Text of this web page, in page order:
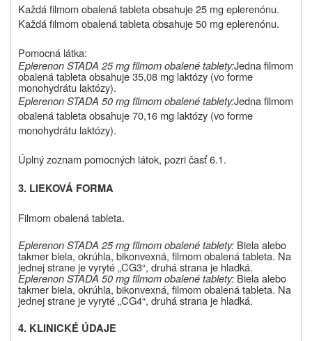
Každá filmom obalená tableta obsahuje 25 mg eplerenónu.
Každá filmom obalená tableta obsahuje 50 mg eplerenónu.
Pomocná látka:
Eplerenon STADA 25 mg filmom obalené tablety:Jedna filmom
obalená tableta obsahuje 35,08 mg laktózy (vo forme
monohydrátu laktózy).
Eplerenon STADA 50 mg filmom obalené tablety:Jedna filmom
obalená tableta obsahuje 70,16 mg laktózy (vo forme
monohydrátu laktózy).
Úplný zoznam pomocných látok, pozri časť 6.1.
3. LIEKOVÁ FORMA
Filmom obalená tableta.
Eplerenon STADA 25 mg filmom obalené tablety: Biela alebo
takmer biela, okrúhla, bikonvexná, filmom obalená tableta. Na
jednej strane je vyryté „CG3“, druhá strana je hladká.
Eplerenon STADA 50 mg filmom obalené tablety: Biela alebo
takmer biela, okrúhla, bikonvexná, filmom obalená tableta. Na
jednej strane je vyryté „CG4“, druhá strana je hladká.
4. KLINICKÉ ÚDAJE